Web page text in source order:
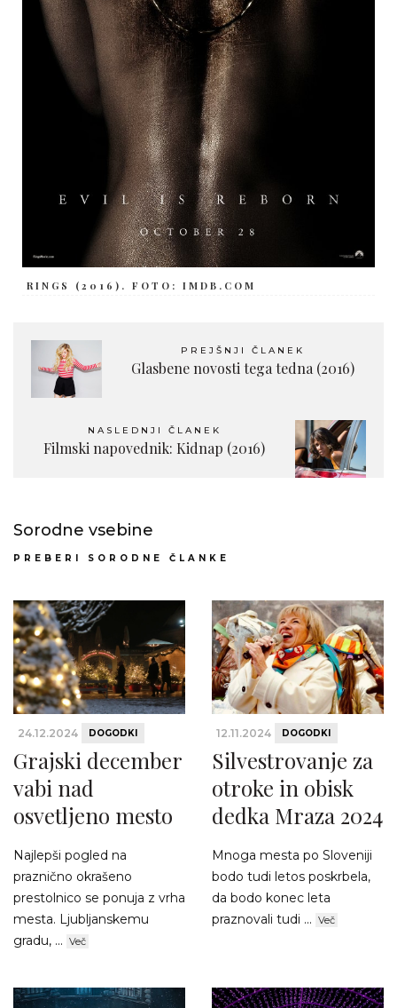
RINGS (2016). FOTO: IMDB.COM
PREJŠNJI ČLANEK
Glasbene novosti tega tedna (2016)
NASLEDNJI ČLANEK
Filmski napovednik: Kidnap (2016)
Sorodne vsebine
PREBERI SORODNE ČLANKE
24.12.2024 DOGODKI
Grajski december
vabi nad
osvetljeno mesto
Najlepši pogled na
praznično okrašeno
prestolnico se ponuja z vrha
mesta. Ljubljanskemu
gradu, ... Več
12.11.2024 DOGODKI
Silvestrovanje za
otroke in obisk
dedka Mraza 2024
Mnoga mesta po Sloveniji
bodo tudi letos poskrbela,
da bodo konec leta
praznovali tudi ... Več